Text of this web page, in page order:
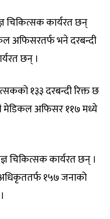
चिकित्सक कार्यरत छन्
अफिसरतर्फ भने दरबन्दी
छन् ।
१३३ दरबन्दी रिक्त छ
मेडिकल अफिसर ११७ मध्ये
चिकित्सक कार्यरत छन् ।
१५७ जनाको